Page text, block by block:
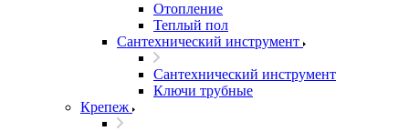
Отопление
Теплый пол
Сантехнический инструмент
Сантехнический инструмент
Ключи трубные
Крепеж